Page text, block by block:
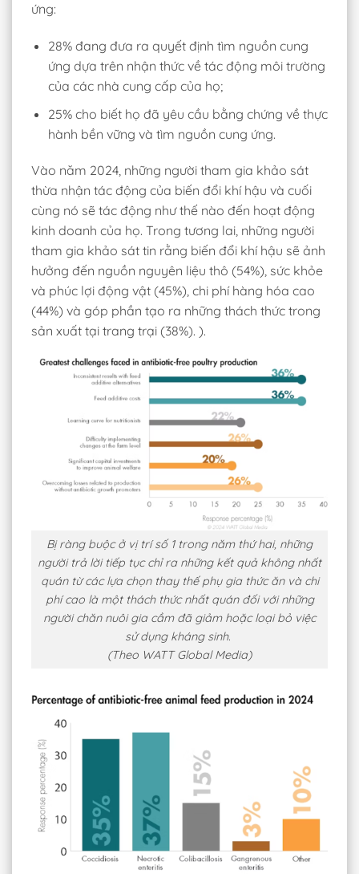
ứng:
28% đang đưa ra quyết định tìm nguồn cung
ứng dựa trên nhận thức về tác động môi trường
của các nhà cung cấp của họ;
25% cho biết họ đã yêu cầu bằng chứng về thực
hành bền vững và tìm nguồn cung ứng.
Vào năm 2024, những người tham gia khảo sát
thừa nhận tác động của biến đổi khí hậu và cuối
cùng nó sẽ tác động như thế nào đến hoạt động
kinh doanh của họ. Trong tương lai, những người
tham gia khảo sát tin rằng biến đổi khí hậu sẽ ảnh
hưởng đến nguồn nguyên liệu thô (54%), sức khỏe
và phúc lợi động vật (45%), chi phí hàng hóa cao
(44%) và góp phần tạo ra những thách thức trong
sản xuất tại trang trại (38%). ).
Bị ràng buộc ở vị trí số 1 trong năm thứ hai, những
người trả lời tiếp tục chỉ ra những kết quả không nhất
quán từ các lựa chọn thay thế phụ gia thức ăn và chi
phí cao là một thách thức nhất quán đối với những
người chăn nuôi gia cầm đã giảm hoặc loại bỏ việc
sử dụng kháng sinh.
(Theo WATT Global Media)